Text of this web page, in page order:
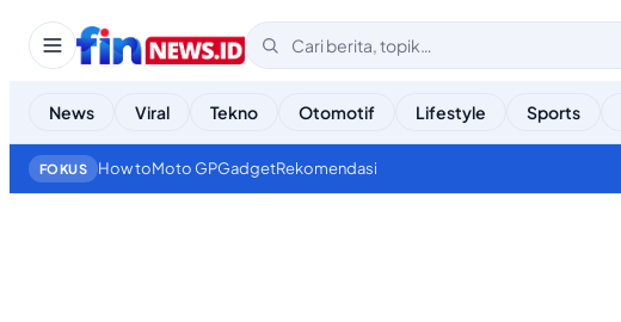
News Viral Tekno Otomotif Lifestyle Sports
FOKUS How toMoto GPGadgetRekomendasi